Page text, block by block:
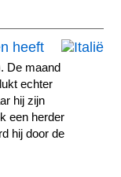
heeft
De maand
echter
hij zijn
een herder
hij door de